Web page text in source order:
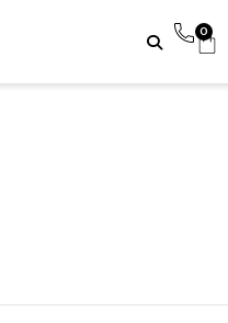
0